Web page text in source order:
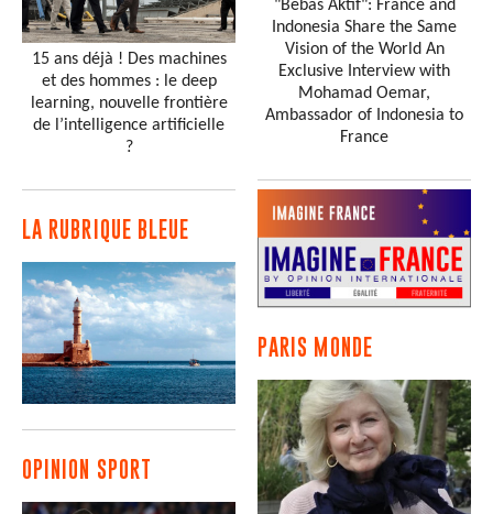
15 ans déjà ! Des machines
et des hommes : le deep
learning, nouvelle frontière
de l’intelligence artificielle
?
LA RUBRIQUE BLEUE
OPINION SPORT
"Bebas Aktif": France and
Indonesia Share the Same
Vision of the World An
Exclusive Interview with
Mohamad Oemar,
Ambassador of Indonesia to
France
PARIS MONDE